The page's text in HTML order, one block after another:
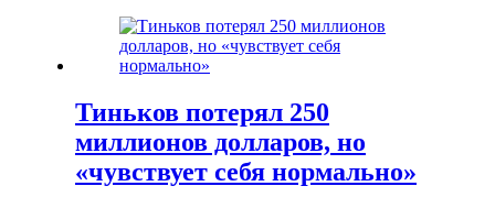
Тиньков потерял 250
миллионов долларов, но
«чувствует себя нормально»